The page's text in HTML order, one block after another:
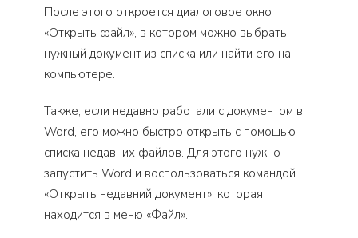
После этого откроется диалоговое окно
«Открыть файл», в котором можно выбрать
нужный документ из списка или найти его на
компьютере.
Также, если недавно работали с документом в
Word, его можно быстро открыть с помощью
списка недавних файлов. Для этого нужно
запустить Word и воспользоваться командой
«Открыть недавний документ», которая
находится в меню «Файл».